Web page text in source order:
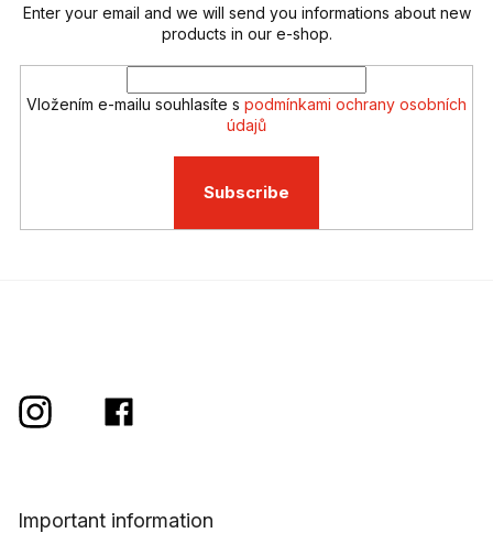
t
r
s
Enter your email and we will send you informations about new
products in our e-shop.
Vložením e-mailu souhlasíte s podmínkami ochrany osobních
údajů
Subscribe
Important information